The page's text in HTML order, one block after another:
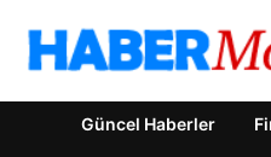
Güncel Haberler